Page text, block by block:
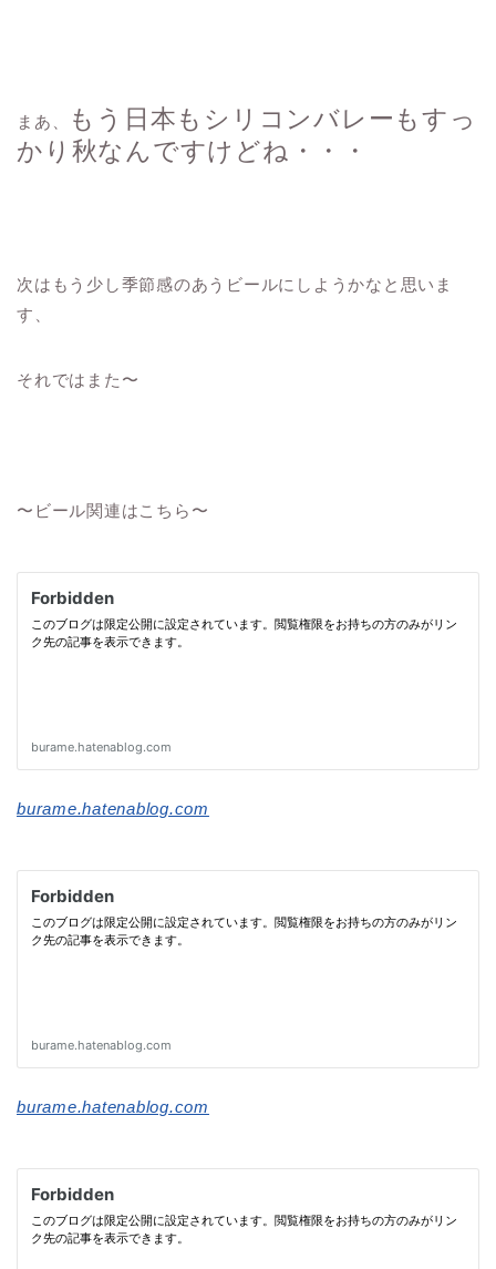
まあ、
もう日本もシリコンバレーもすっ
かり秋なんですけどね・・・
次はもう少し季節感のあうビールにしようかなと思いま
す、
それではまた〜
〜ビール関連はこちら〜
burame.hatenablog.com
burame.hatenablog.com